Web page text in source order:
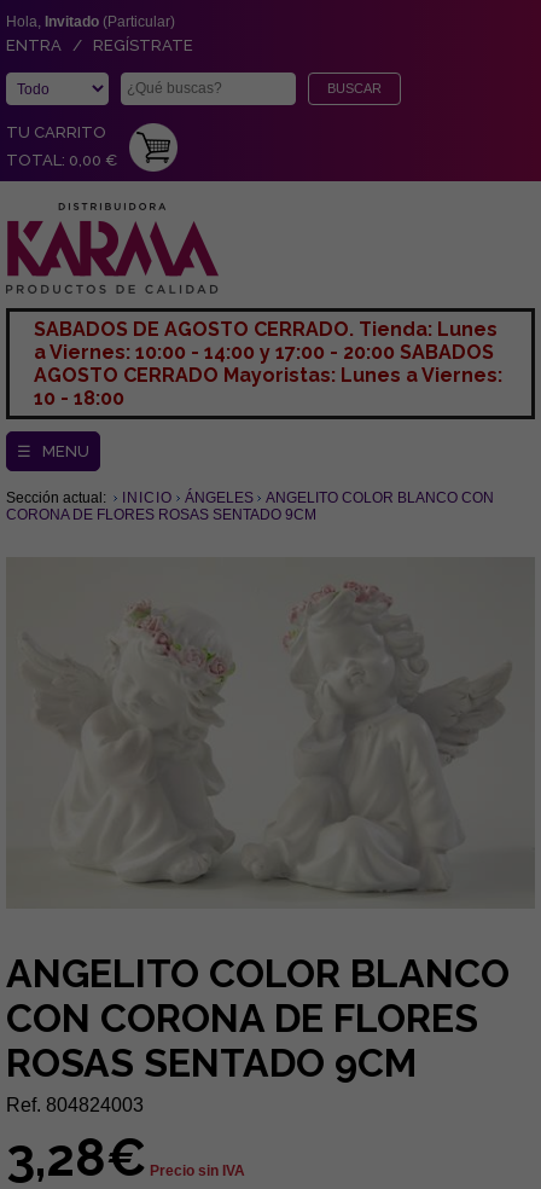
Hola, Invitado (Particular)
ENTRA / REGÍSTRATE
TU CARRITO
TOTAL: 0,00 €
SABADOS DE AGOSTO CERRADO. Tienda: Lunes
a Viernes: 10:00 - 14:00 y 17:00 - 20:00 SABADOS
AGOSTO CERRADO Mayoristas: Lunes a Viernes:
10 - 18:00
☰ MENU
Sección actual: INICIO ÁNGELES
ANGELITO COLOR BLANCO CON
CORONA DE FLORES ROSAS SENTADO 9CM
ANGELITO COLOR BLANCO
CON CORONA DE FLORES
ROSAS SENTADO 9CM
Ref. 804824003
3,28€ Precio sin IVA